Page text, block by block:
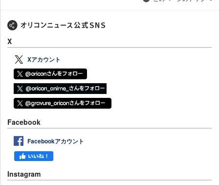
X
Xアカウント
Facebook
Facebookアカウント
Instagram